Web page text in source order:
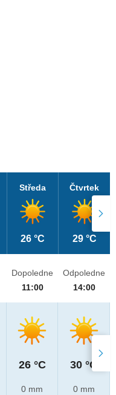
Středa
26 °C
Čtvrtek
29 °C
Dopoledne
11:00
26 °C
0 mm
Odpoledne
14:00
30 °C
0 mm